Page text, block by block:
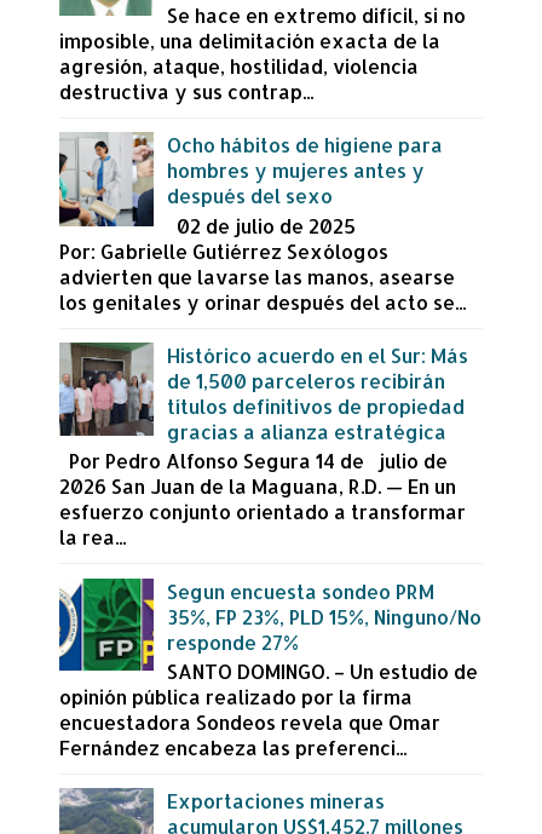
Se hace en extremo difícil, si no
imposible, una delimitación exacta de la
agresión, ataque, hostilidad, violencia
destructiva y sus contrap...
Ocho hábitos de higiene para
hombres y mujeres antes y
después del sexo
02 de julio de 2025
Por: Gabrielle Gutiérrez Sexólogos
advierten que lavarse las manos, asearse
los genitales y orinar después del acto se...
Histórico acuerdo en el Sur: Más
de 1,500 parceleros recibirán
títulos definitivos de propiedad
gracias a alianza estratégica
Por Pedro Alfonso Segura 14 de julio de
2026 San Juan de la Maguana, R.D. — En un
esfuerzo conjunto orientado a transformar
la rea...
Segun encuesta sondeo PRM
35%, FP 23%, PLD 15%, Ninguno/No
responde 27%
SANTO DOMINGO. – Un estudio de
opinión pública realizado por la firma
encuestadora Sondeos revela que Omar
Fernández encabeza las preferenci...
Exportaciones mineras
acumularon US$1,452.7 millones